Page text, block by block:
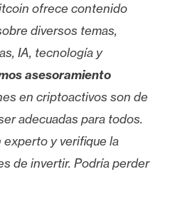
ofrece contenido
diversos temas,
IA, tecnología y
asesoramiento
en criptoactivos son de
adecuadas para todos.
experto y verifique la
de invertir. Podría perder